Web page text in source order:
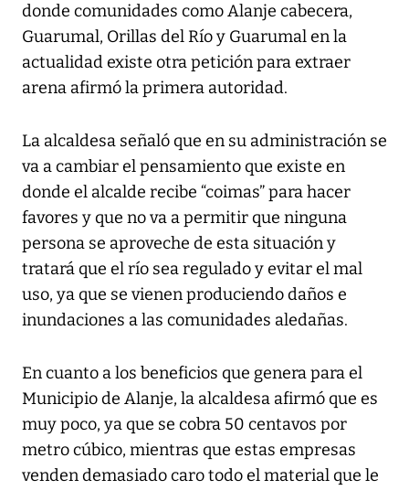
donde comunidades como Alanje cabecera,
Guarumal, Orillas del Río y Guarumal en la
actualidad existe otra petición para extraer
arena afirmó la primera autoridad.
La alcaldesa señaló que en su administración se
va a cambiar el pensamiento que existe en
donde el alcalde recibe “coimas” para hacer
favores y que no va a permitir que ninguna
persona se aproveche de esta situación y
tratará que el río sea regulado y evitar el mal
uso, ya que se vienen produciendo daños e
inundaciones a las comunidades aledañas.
En cuanto a los beneficios que genera para el
Municipio de Alanje, la alcaldesa afirmó que es
muy poco, ya que se cobra 50 centavos por
metro cúbico, mientras que estas empresas
venden demasiado caro todo el material que le